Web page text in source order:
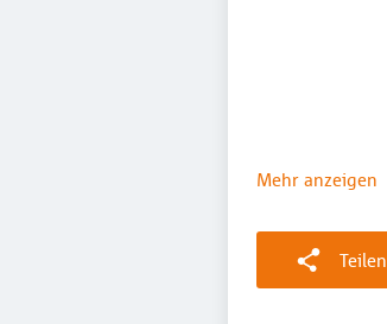
Mehr anzeigen
Teilen